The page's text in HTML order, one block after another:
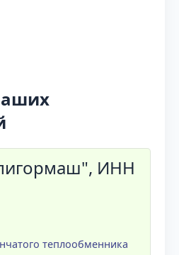
ИНН
теплообменника